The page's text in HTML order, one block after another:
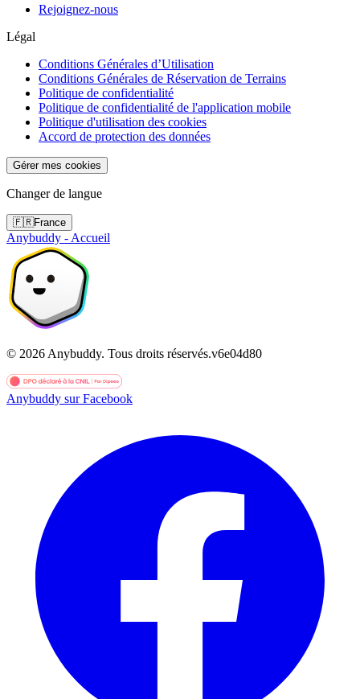
Rejoignez-nous
Légal
Conditions Générales d’Utilisation
Conditions Générales de Réservation de Terrains
Politique de confidentialité
Politique de confidentialité de l'application mobile
Politique d'utilisation des cookies
Accord de protection des données
Gérer mes cookies
Changer de langue
🇫🇷France
Anybuddy - Accueil
© 2026 Anybuddy. Tous droits réservés.v6e04d80
Anybuddy sur Facebook